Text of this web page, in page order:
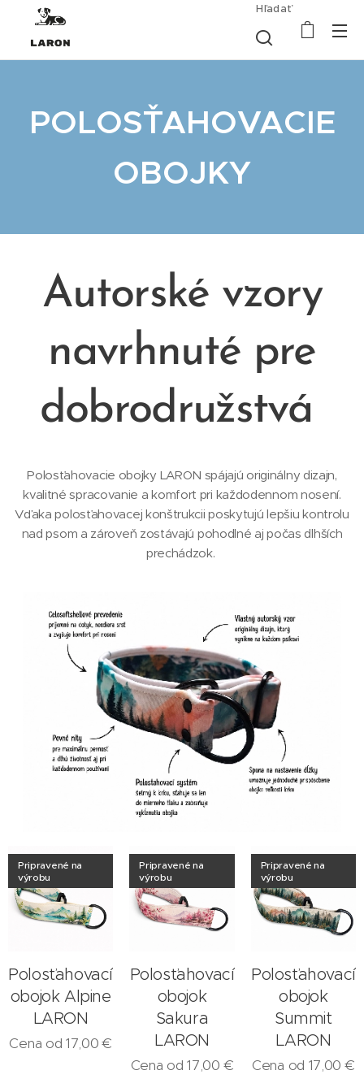
Hľadať
POLOSŤAHOVACIE
OBOJKY
Autorské vzory
navrhnuté pre
dobrodružstvá
Polosťahovacie obojky LARON spájajú originálny dizajn,
kvalitné spracovanie a komfort pri každodennom nosení.
Vďaka polosťahovacej konštrukcii poskytujú lepšiu kontrolu
nad psom a zároveň zostávajú pohodlné aj počas dlhších
prechádzok.
Polosťahovací
obojok Alpine
LARON
Pripravené na
výrobu
Cena od 17,00€
Polosťahovací
obojok
Sakura
LARON
Pripravené na
výrobu
Cena od17,00 €
Polosťahovací
obojok
Summit
LARON
Pripravené na
výrobu
Cena od 17,00 €